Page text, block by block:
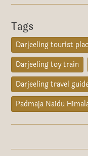
Tags
Darjeeling tourist
Darjeeling toy train
Darjeeling travel
Padmaja Naidu